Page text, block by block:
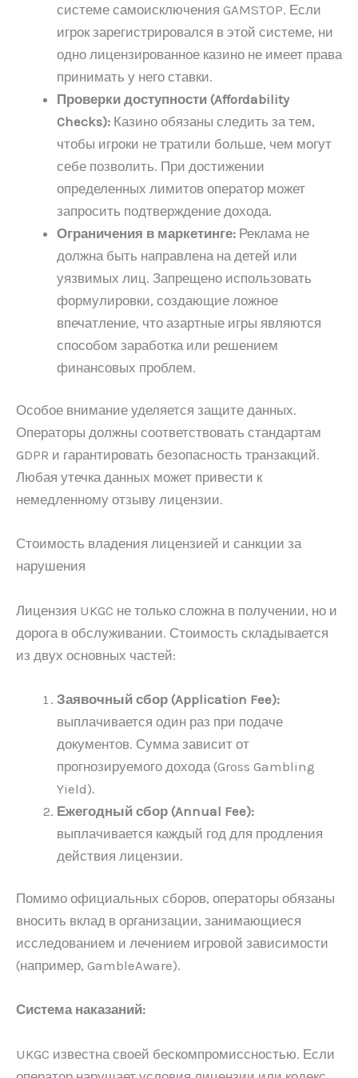
системе самоисключения GAMSTOP. Если
игрок зарегистрировался в этой системе, ни
одно лицензированное казино не имеет права
принимать у него ставки.
Проверки доступности (Affordability
Checks): Казино обязаны следить за тем,
чтобы игроки не тратили больше, чем могут
себе позволить. При достижении
определенных лимитов оператор может
запросить подтверждение дохода.
Ограничения в маркетинге: Реклама не
должна быть направлена на детей или
уязвимых лиц. Запрещено использовать
формулировки, создающие ложное
впечатление, что азартные игры являются
способом заработка или решением
финансовых проблем.
Особое внимание уделяется защите данных.
Операторы должны соответствовать стандартам
GDPR и гарантировать безопасность транзакций.
Любая утечка данных может привести к
немедленному отзыву лицензии.
Стоимость владения лицензией и санкции за
нарушения
Лицензия UKGC не только сложна в получении, но и
дорога в обслуживании. Стоимость складывается
из двух основных частей:
Заявочный сбор (Application Fee):
выплачивается один раз при подаче
документов. Сумма зависит от
прогнозируемого дохода (Gross Gambling
Yield).
Ежегодный сбор (Annual Fee):
выплачивается каждый год для продления
действия лицензии.
Помимо официальных сборов, операторы обязаны
вносить вклад в организации, занимающиеся
исследованием и лечением игровой зависимости
(например, GambleAware).
Система наказаний:
UKGC известна своей бескомпромиссностью. Если